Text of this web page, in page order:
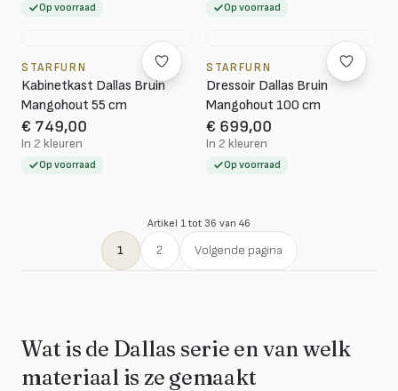
Op voorraad Op voorraad
STARFURN
Kabinetkast Dallas Bruin
Mangohout 55 cm
€ 749,00
In 2 kleuren
Op voorraad
STARFURN
Dressoir Dallas Bruin
Mangohout 100 cm
€ 699,00
In 2 kleuren
Op voorraad
Artikel 1 tot 36 van 46
1 2 Volgende pagina
Wat is de Dallas serie en van welk
materiaal is ze gemaakt